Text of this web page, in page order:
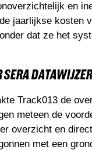
en
jaarlijkse kosten
dat ze het
DATAWIJZER
Track013 de
meteen de
overzicht en
met een